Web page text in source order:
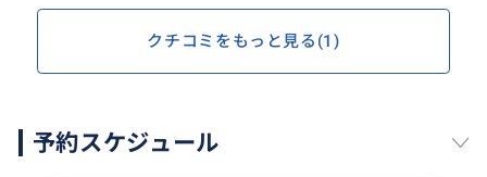
は、当日キャンセル扱いとさせて頂きます。"
クチコミをもっと見る(1)
予約スケジュール